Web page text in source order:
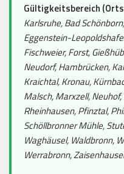
Gültigkeitsbereich
Karlsruhe, Bad
Eggenstein-
Fischweier, Forst,
Neudorf, Hambrücken,
Kraichtal, Kronau,
Malsch, Marxzell,
Rheinhausen, Pfinztal,
Schöllbronner Mühle,
Waghäusel, Waldbronn,
Werrabronn,